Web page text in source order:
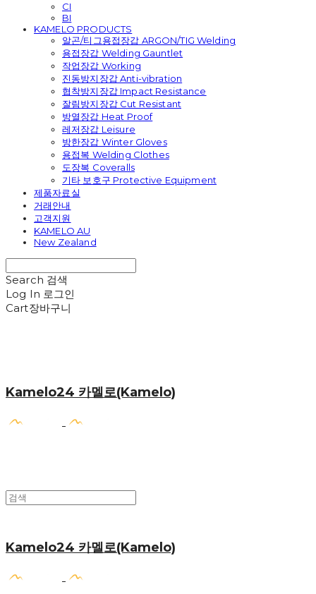
CI
BI
KAMELO PRODUCTS
알곤/티그용접장갑 ARGON/TIG Welding
용접장갑 Welding Gauntlet
작업장갑 Working
진동방지장갑 Anti-vibration
협착방지장갑 Impact Resistance
잘림방지장갑 Cut Resistant
방열장갑 Heat Proof
레저장갑 Leisure
방한장갑 Winter Gloves
용접복 Welding Clothes
도장복 Coveralls
기타 보호구 Protective Equipment
제품자료실
거래안내
고객지원
KAMELO AU
New Zealand
Search 검색
Log In 로그인
Cart장바구니
Kamelo24 카멜로(Kamelo)
Kamelo24 카멜로(Kamelo)